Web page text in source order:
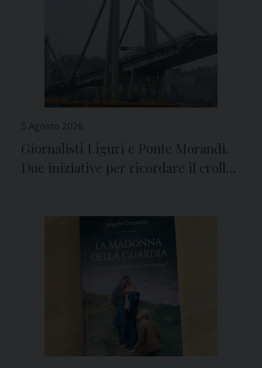
5 Agosto 2026
Giornalisti Liguri e Ponte Morandi.
Due iniziative per ricordare il crollo